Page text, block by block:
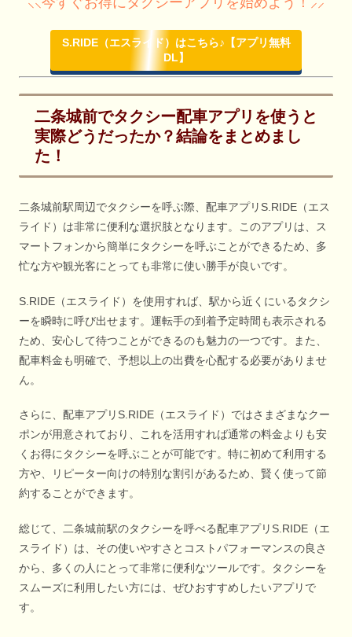
S.RIDE（エスライド）はこちら♪【アプリ無料
DL】
二条城前でタクシー配車アプリを使うと
実際どうだったか？結論をまとめまし
た！
二条城前駅周辺でタクシーを呼ぶ際、配車アプリS.RIDE（エス
ライド）は非常に便利な選択肢となります。このアプリは、ス
マートフォンから簡単にタクシーを呼ぶことができるため、多
忙な方や観光客にとっても非常に使い勝手が良いです。
S.RIDE（エスライド）を使用すれば、駅から近くにいるタクシ
ーを瞬時に呼び出せます。運転手の到着予定時間も表示される
ため、安心して待つことができるのも魅力の一つです。また、
配車料金も明確で、予想以上の出費を心配する必要がありませ
ん。
さらに、配車アプリS.RIDE（エスライド）ではさまざまなクー
ポンが用意されており、これを活用すれば通常の料金よりも安
くお得にタクシーを呼ぶことが可能です。特に初めて利用する
方や、リピーター向けの特別な割引があるため、賢く使って節
約することができます。
総じて、二条城前駅のタクシーを呼べる配車アプリS.RIDE（エ
スライド）は、その使いやすさとコストパフォーマンスの良さ
から、多くの人にとって非常に便利なツールです。タクシーを
スムーズに利用したい方には、ぜひおすすめしたいアプリで
す。